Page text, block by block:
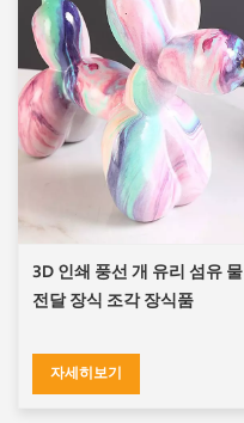
3D 인쇄 풍선 개 유리 섬유 물
전달 장식 조각 장식품
자세히보기